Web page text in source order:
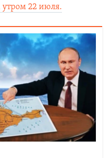
утром 22 июля.